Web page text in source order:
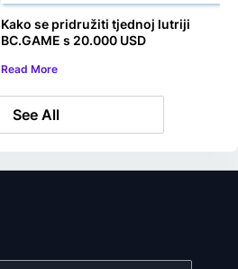
Kako se pridružiti tjednoj lutriji
BC.GAME s 20.000 USD
Read More
See All